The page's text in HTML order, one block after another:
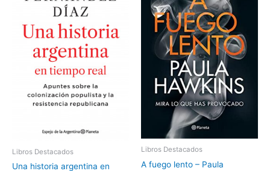
Libros Destacados
Una historia argentina en
Libros Destacados
A fuego lento – Paula